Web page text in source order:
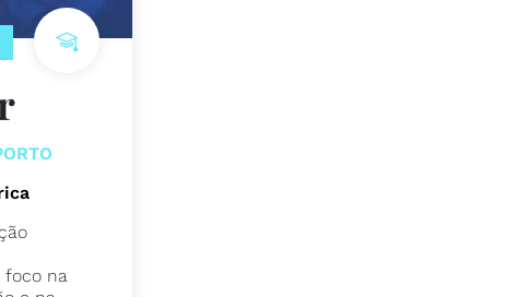
foco na